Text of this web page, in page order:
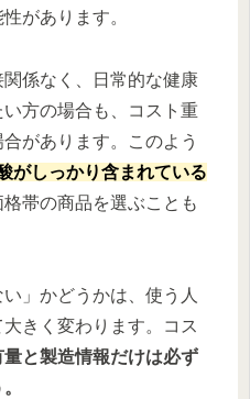
があります。
係なく、日常的な健康
方の場合も、コスト重
があります。このよう
がしっかり含まれている
格帯の商品を選ぶことも
」かどうかは、使う人
きく変わります。コス
量と製造情報だけは必ず